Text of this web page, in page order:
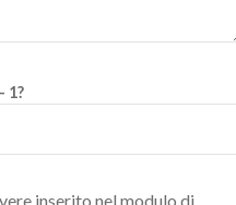
1?
inserito nel modulo di